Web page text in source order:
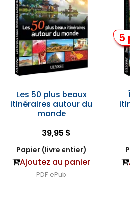
Les 50 plus beaux
itinéraires autour du
monde
39,95 $
Papier (livre entier)
Ajoutez au panier
PDF ePub
5